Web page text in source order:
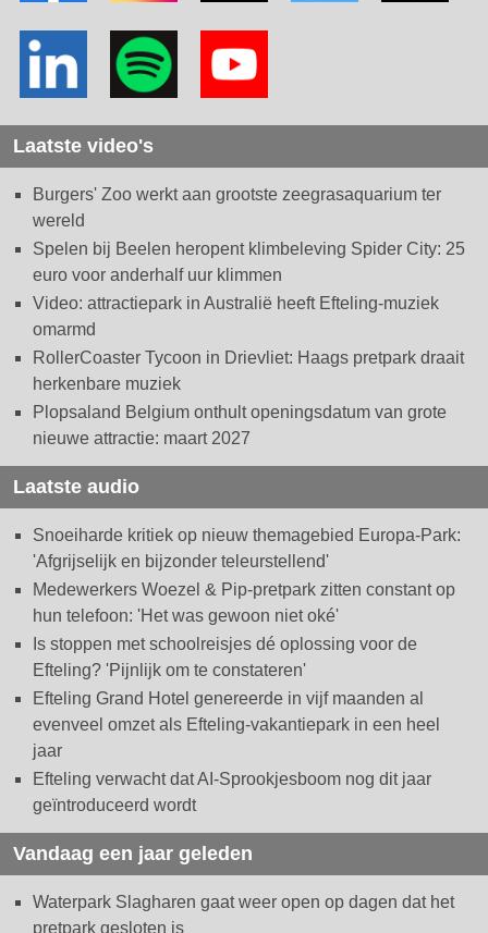
Laatste video's
Burgers' Zoo werkt aan grootste zeegrasaquarium ter
wereld
Spelen bij Beelen heropent klimbeleving Spider City: 25
euro voor anderhalf uur klimmen
Video: attractiepark in Australië heeft Efteling-muziek
omarmd
RollerCoaster Tycoon in Drievliet: Haags pretpark draait
herkenbare muziek
Plopsaland Belgium onthult openingsdatum van grote
nieuwe attractie: maart 2027
Laatste audio
Snoeiharde kritiek op nieuw themagebied Europa-Park:
'Afgrijselijk en bijzonder teleurstellend'
Medewerkers Woezel & Pip-pretpark zitten constant op
hun telefoon: 'Het was gewoon niet oké'
Is stoppen met schoolreisjes dé oplossing voor de
Efteling? 'Pijnlijk om te constateren'
Efteling Grand Hotel genereerde in vijf maanden al
evenveel omzet als Efteling-vakantiepark in een heel
jaar
Efteling verwacht dat AI-Sprookjesboom nog dit jaar
geïntroduceerd wordt
Vandaag een jaar geleden
Waterpark Slagharen gaat weer open op dagen dat het
pretpark gesloten is